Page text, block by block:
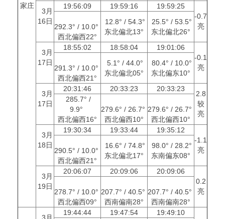
家庄
3月
16日
19:56:09 19:59:16
19:59:25
-0.7
亮
292.3° / 10.0°
西北偏西22°
12.8° / 54.3°
东北偏北13°
25.5° / 53.5°
东北偏北26°
3月
17日
18:55:02 18:58:04
19:01:06
-0.1
亮
291.3° / 10.0°
西北偏西21°
5.1° / 44.0°
东北偏北05°
80.4° / 10.0°
东北偏东10°
3月
17日
20:31:46 20:33:23 20:33:23
2.8
较
亮
285.7° /
9.9°
西北偏西16°
279.6° / 26.7°
西北偏西10°
279.6° / 26.7°
西北偏西10°
3月
18日
19:30:34 19:33:44
19:35:12
-1.1
亮
290.5° / 10.0°
西北偏西21°
16.6° / 74.8°
东北偏北17°
98.0° / 28.2°
东南偏东08°
3月
19日
20:06:07 20:09:06
20:09:06
0.2
亮
278.7° / 10.0°
西北偏西09°
207.7° / 40.5°
西南偏南28°
207.7° / 40.5°
西南偏南28°
3月
19:44:44 19:47:54
19:49:10